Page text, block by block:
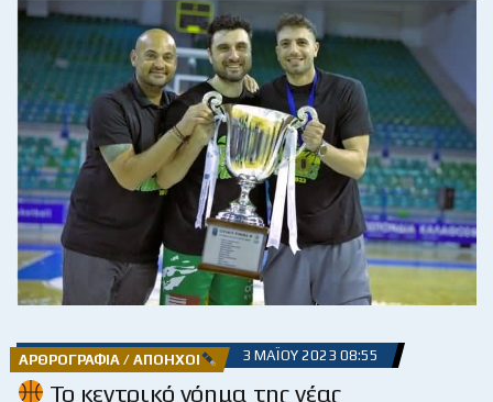
ΑΡΘΡΟΓΡΑΦΊΑ / ΑΠΌΗΧΟΙ 3 ΜΑΪ́ΟΥ 2023 08:55
Το κεντρικό νόημα της νέας